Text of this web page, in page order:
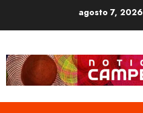
agosto 7, 2026